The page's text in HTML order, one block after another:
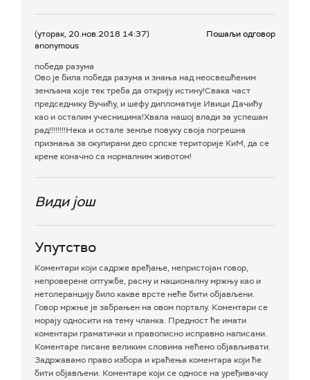
(уторак, 20.нов.2018 14:37)
anonymous
Пошаљи одговор
победа разума
Ово је била победа разума и знања над неосвешћеним
земљама које тек треба да открију истину!Свака част
председнику Вучићу, и шефу дипломатије Ивици Дачићу
као и осталим учесницима!Хвала нашој влади за успешан
рад!!!!!!!!Нека и остале земље повуку своја погрешна
признања за окупирани део српске територије КиМ, да се
крене коначно са нормалним животом!
Види још
Упутство
Коментари који садрже вређање, непристојан говор,
непроверене оптужбе, расну и националну мржњу као и
нетолеранцију било какве врсте неће бити објављени.
Говор мржње је забрањен на овом порталу. Коментари се
морају односити на тему чланка. Предност ће имати
коментари граматички и правописно исправно написани.
Коментаре писане великим словима нећемо објављивати.
Задржавамо право избора и краћења коментара који ће
бити објављени. Коментаре који се односе на уређивачку